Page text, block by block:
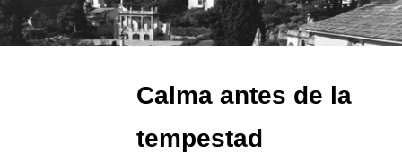
Calma antes de la
tempestad